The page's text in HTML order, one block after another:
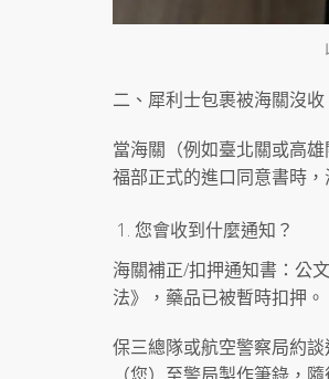
二、犀利士包裹被海關沒
當海關（例如臺北關或高
福部正式的進口同意書時
您會收到什麼通知？
海關補正/扣押通知書：公
法》，藥品已被暫時扣押。
保三總隊或航空警察局約
（您）至警局製作筆錄，